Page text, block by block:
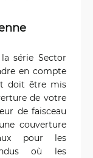
série Sector
en compte
doit être mis
de votre
de faisceau
couverture
pour les
où les